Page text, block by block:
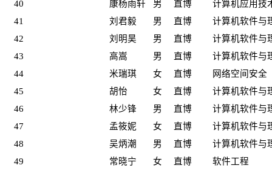
40 康杨雨轩 男 直博
计算机应用技
41
刘君毅 男 直博
计算机软件与
42
刘明昊 男 直博
计算机软件与
43
高嵩 男 直博
计算机软件与
44
米瑞琪 女 直博
网络空间安全
45
胡怡 女 直博
计算机软件与
46
林少锋 男 直博
计算机软件与
47
孟筱妮 女 直博
计算机软件与
48
吴炳潮 男 直博
计算机软件与
49
常晓宁 女 直博 软件工程